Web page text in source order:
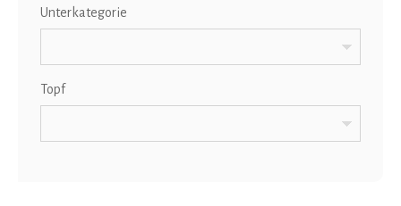
Unterkategorie
Topf